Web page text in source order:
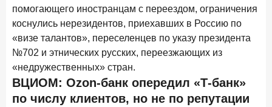
24 апреля 2026 года ИССЛЕДОВАНИЕ
в марте 2026 года
15 апреля 2026 года
Рынок подписок 2026: от гонки за объёмами к битве за
привычку
помогающего иностранцам с переездом, ограничения
коснулись нерезидентов, приехавших в Россию по
«визе талантов», переселенцев по указу президента
№702 и этнических русских, переезжающих из
«недружественных» стран.
ВЦИОМ: Ozon-банк опередил «Т-банк»
по числу клиентов, но не по репутации